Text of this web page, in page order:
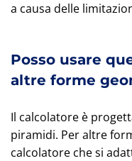
a causa delle
Posso usare
altre forme
Il calcolatore è
piramidi. Per altre
calcolatore che si